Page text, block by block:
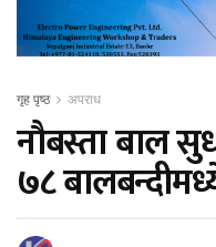
गृह पृष्ठ अपराध
नौबस्ता बाल
७८